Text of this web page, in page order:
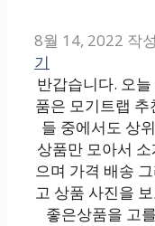
8월 14, 2022 작
기
반갑습니다. 오
품은 모기트랩 추
들 중에서도 상
상품만 모아서
으며 가격 배송
고 상품 사진을
좋은상품을 고